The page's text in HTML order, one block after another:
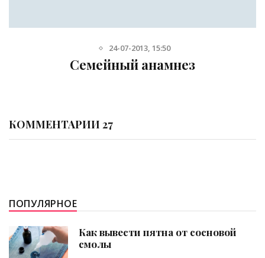
14-09-2016, 10:29
Что является частой
КОММЕНТАРИИ 27
ПОПУЛЯРНОЕ
Как вывести пятна от сосновой
смолы